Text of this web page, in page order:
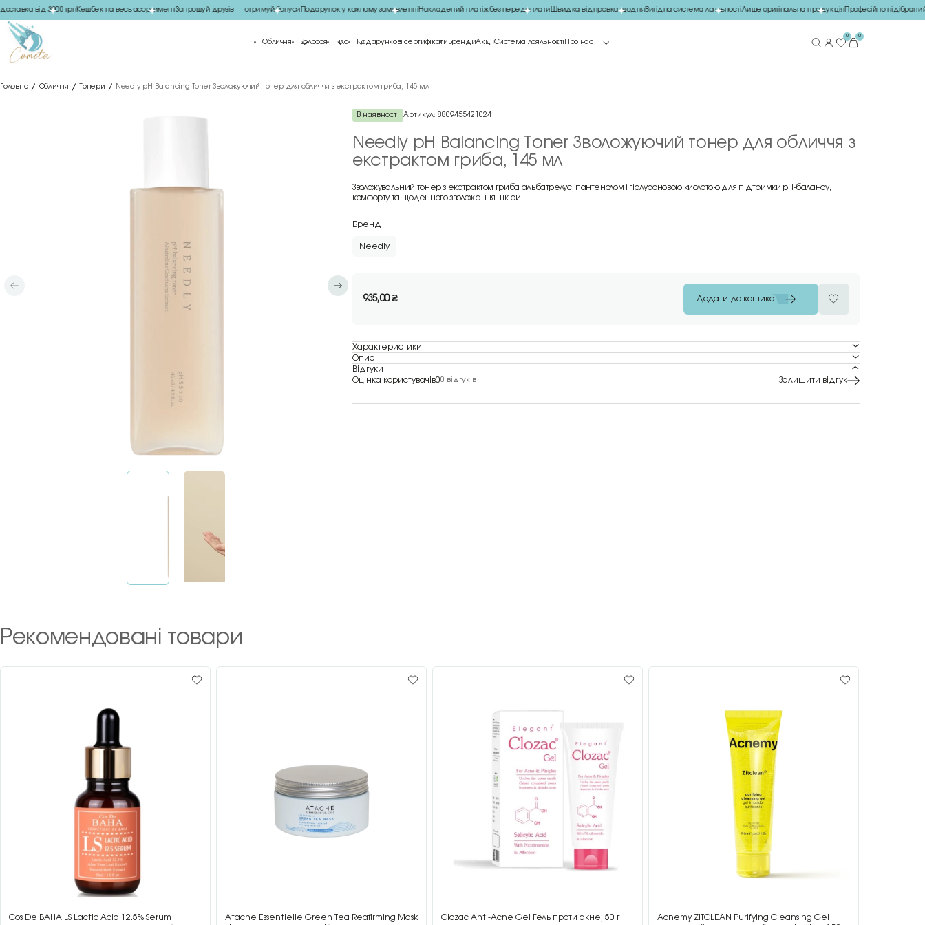
від 3000 грнКешбек на весь асортиментЗапрошуй друзів — отримуй бонусиПодарунок у кожному замовленніНакладений платіж без передоплатиШвидка відправка щодняВигідна система лояльностіЛише оригінальна продукціяПрофесійно підібраний
Обличчя Волосся Тіло Подарункові сертифікати БрендиАкціїСистема лояльності Про нас
0 0
Головна Обличчя Тонери Needly pH Balancing Toner Зволожуючий тонер для обличчя з екстрактом гриба, 145 мл
В наявності Артикул: 8809455421024
Needly pH Balancing Toner Зволожуючий тонер для обличчя з
екстрактом гриба, 145 мл
Зволожувальний тонер з екстрактом гриба альбатрелус, пантенолом і гіалуроновою кислотою для підтримки pH-балансу,
комфорту та щоденного зволоження шкіри
Бренд
Needly
935,00₴ Додати до кошика
Характеристики
Опис
Відгуки
Оцінка користувачів00 відгуків Залишити відгук
Рекомендовані товари
Cos De BAHA LS Lactic Acid 12.5% Serum
Atache Essentielle Green Tea Reafirming Mask
Clozac Anti-Acne Gel Гель проти акне, 50 г
Acnemy ZITCLEAN Purifying Cleansing Gel